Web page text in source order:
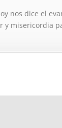
nos dice el
y misericordia